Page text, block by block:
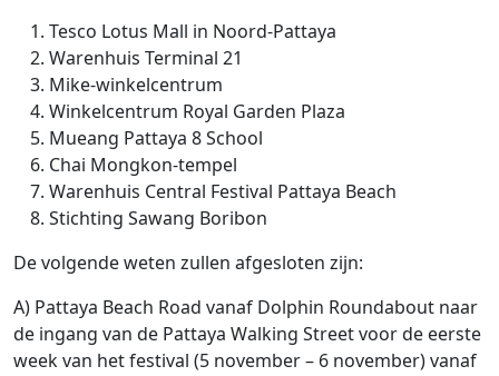
Tesco Lotus Mall in Noord-Pattaya
Warenhuis Terminal 21
Mike-winkelcentrum
Winkelcentrum Royal Garden Plaza
Mueang Pattaya 8 School
Chai Mongkon-tempel
Warenhuis Central Festival Pattaya Beach
Stichting Sawang Boribon
De volgende weten zullen afgesloten zijn:
A) Pattaya Beach Road vanaf Dolphin Roundabout naar
de ingang van de Pattaya Walking Street voor de eerste
week van het festival (5 november – 6 november) vanaf